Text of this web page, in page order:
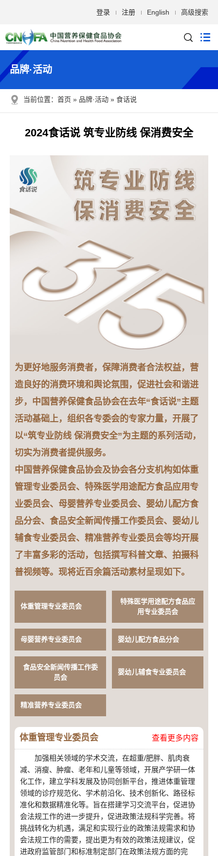
登录 注册 English 高级搜索
品牌·活动
当前位置： 首页 品牌·活动 食话说
2024食话说 筑专业防线 保消费安全
为更好地服务消费者，保障消费者合法权益，营
造良好的消费环境和舆论氛围，促进社会和谐进
步，中国营养保健食品协会在去年“食话说”主题
活动基础上，组织各专委会的专家力量，开展了
以“筑专业防线 保消费安全”为主题的系列活动，
切实为消费者提供服务。
中国营养保健食品协会及协会各分支机构如体重
管理专业委员会、特殊医学用途配方食品应用专
业委员会、母婴营养专业委员会、婴幼儿配方食
品分会、食品安全新闻传播工作委员会、婴幼儿
辅食专业委员会、精准营养专业委员会等均开展
了丰富多彩的活动，包括撰写科普文章、拍摄科
普视频等。现将近百余篇活动素材呈现如下。
体重管理专业委员会
特殊医学用途配方食品应
用专业委员会
母婴营养专业委员会 婴幼儿配方食品分会
食品安全新闻传播工作委
员会
婴幼儿辅食专业委员会
精准营养专业委员会
体重管理专业委员会 查看更多内容
加强相关领域的学术交流，在超重/肥胖、肌肉衰
减、消瘦、肿瘤、老年和儿童等领域，开展产学研一体
化工作，建立学科发展及协同创新平台，推进体重管理
领域的诊疗规范化、学术前沿化、技术创新化、路径标
准化和数据精准化等。旨在搭建学习交流平台，促进协
会法规工作的进一步提升，促进政策法规科学完善。将
挑战转化为机遇，满足和实现行业的政策法规需求和协
会法规工作的需要，提出更为有效的政策法规建议，促
进政府监管部门和标准制定部门在政策法规方面的完